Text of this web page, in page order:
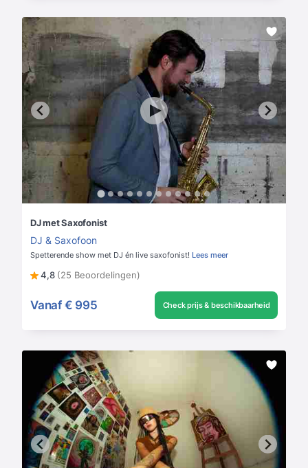
DJ met Saxofonist
DJ & Saxofoon
Spetterende show met DJ én live saxofonist! Lees meer
4,8 (25 Beoordelingen)
Vanaf € 995 Check prijs & beschikbaarheid